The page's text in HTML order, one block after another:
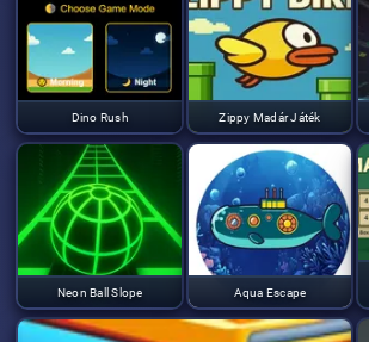
Dino Rush Zippy Madár Játék
Neon Ball Slope Aqua Escape